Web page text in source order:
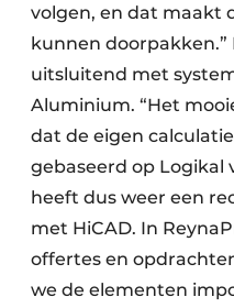
volgen, en dat maakt
kunnen
uitsluitend met
Aluminium. “Het
dat de eigen
gebaseerd op Logikal
heeft dus weer een
met HiCAD. In
offertes en
we de elementen